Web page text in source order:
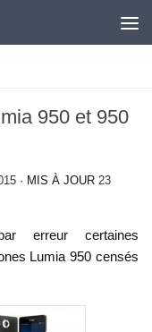
950 et 950
· MIS À JOUR 23
erreur certaines
Lumia 950 censés